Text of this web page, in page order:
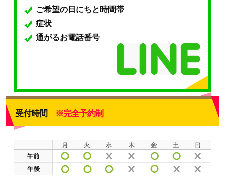
ご希望の日にちと時間帯
症状
通がるお電話番号
受付時間 ※完全予約制